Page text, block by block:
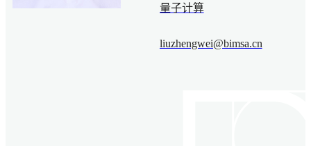
量子计算
liuzhengwei@bimsa.cn